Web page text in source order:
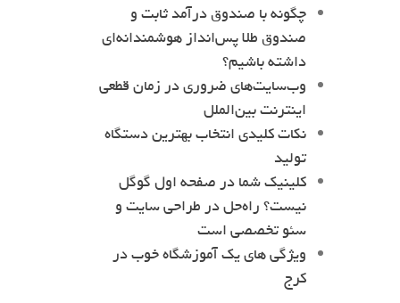
چگونه با صندوق درآمد ثابت و
صندوق طلا پس‌انداز هوشمندانه‌ای
داشته باشیم؟
وب‌سایت‌های ضروری در زمان قطعی
اینترنت بین‌الملل
نکات کلیدی انتخاب بهترین دستگاه
تولید
کلینیک شما در صفحه اول گوگل
نیست؟ راه‌حل در طراحی سایت و
سئو تخصصی است
ویژگی های یک آموزشگاه خوب در
کرج